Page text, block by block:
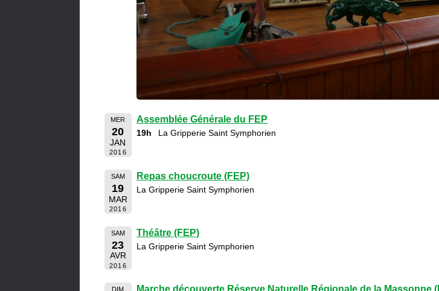
MER
20
JAN
2016
Assemblée Générale du FEP
19h La Gripperie Saint Symphorien
SAM
19
MAR
2016
Repas choucroute (FEP)
La Gripperie Saint Symphorien
SAM
23
AVR
2016
Théâtre (FEP)
La Gripperie Saint Symphorien
DIM